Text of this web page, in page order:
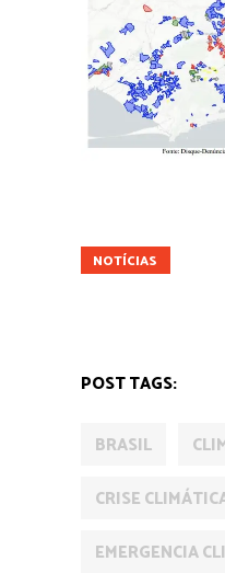
NOTÍCIAS
POST TAGS:
BRASIL
CRISE
EMERGENCIA